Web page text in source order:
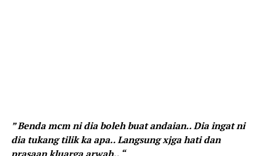
” Benda mcm ni dia boleh buat andaian.. Dia ingat ni
dia tukang tilik ka apa.. Langsung xjga hati dan